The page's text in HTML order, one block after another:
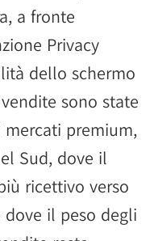
a fronte
Privacy
dello schermo
sono state
premium,
Sud, dove il
ricettivo verso
il peso degli